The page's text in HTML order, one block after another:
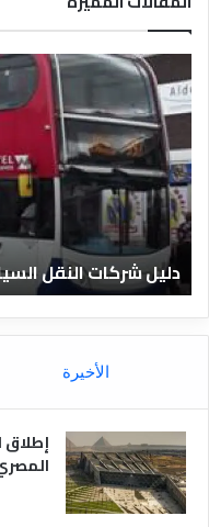
ل
ي
ش
ر
ك
ا
ت
ل
ن
ق
ل
س
ح
دليل شركات النقل
الأخيرة